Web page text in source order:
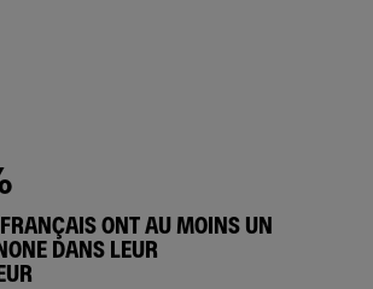
ONT AU MOINS UN
DANS LEUR